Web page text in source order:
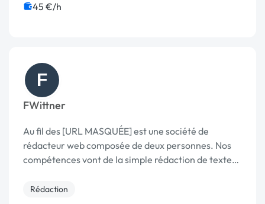
45 €/h
F
FWittner
Au fil des [URL MASQUÉE] est une société de
rédacteur web composée de deux personnes. Nos
compétences vont de la simple rédaction de texte
variés (contes pour site de vente, textes
Rédaction